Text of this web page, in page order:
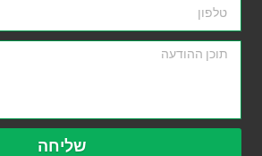
שליחה